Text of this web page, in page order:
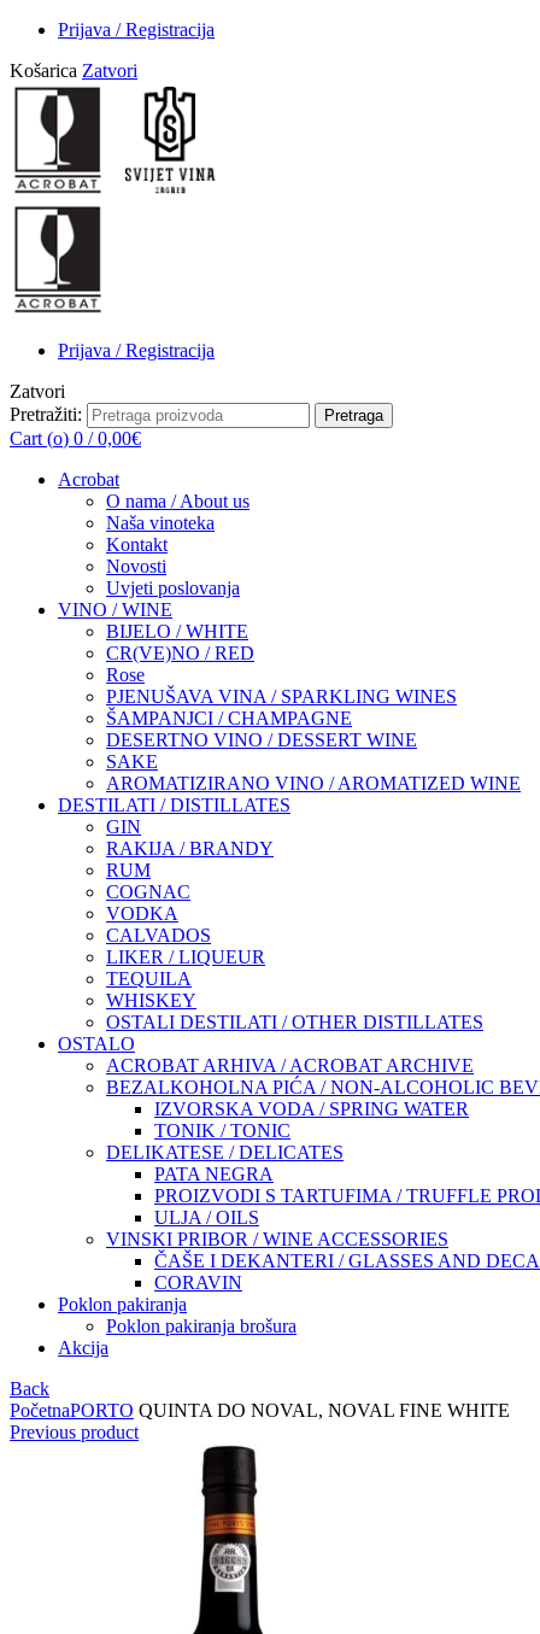
Prijava / Registracija
Košarica Zatvori
Prijava / Registracija
Zatvori
Pretražiti:
Pretraga
Cart (o) 0 / 0,00€
Acrobat
O nama / About us
Naša vinoteka
Kontakt
Novosti
Uvjeti poslovanja
VINO / WINE
BIJELO / WHITE
CR(VE)NO / RED
Rose
PJENUŠAVA VINA / SPARKLING WINES
ŠAMPANJCI / CHAMPAGNE
DESERTNO VINO / DESSERT WINE
SAKE
AROMATIZIRANO VINO / AROMATIZED WINE
DESTILATI / DISTILLATES
GIN
RAKIJA / BRANDY
RUM
COGNAC
VODKA
CALVADOS
LIKER / LIQUEUR
TEQUILA
WHISKEY
OSTALI DESTILATI / OTHER DISTILLATES
OSTALO
ACROBAT ARHIVA / ACROBAT ARCHIVE
BEZALKOHOLNA PIĆA / NON-ALCOHOLIC
IZVORSKA VODA / SPRING WATER
TONIK / TONIC
DELIKATESE / DELICATES
PATA NEGRA
PROIZVODI S TARTUFIMA / TRUFFLE
ULJA / OILS
VINSKI PRIBOR / WINE ACCESSORIES
ČAŠE I DEKANTERI / GLASSES AND
CORAVIN
Poklon pakiranja
Poklon pakiranja brošura
Akcija
Back
PočetnaPORTO QUINTA DO NOVAL, NOVAL FINE WHITE
Previous product